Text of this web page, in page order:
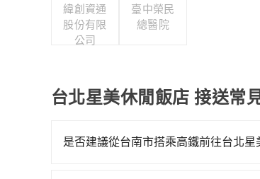
緯創資通
股份有限
公司
臺中榮民
總醫院
台北星美休閒飯店 接送常
是否建議從台南市搭乘高鐵前往台北星